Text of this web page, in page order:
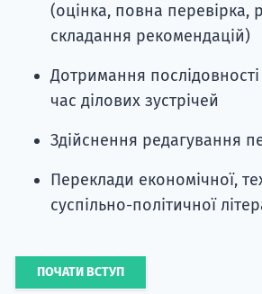
(оцінка, повна перевірка,
складання рекомендацій)
Дотримання
час ділових зустрічей
Здійснення редагування
Переклади економічної,
суспільно-політичної
ПОЧАТИ ВСТУП